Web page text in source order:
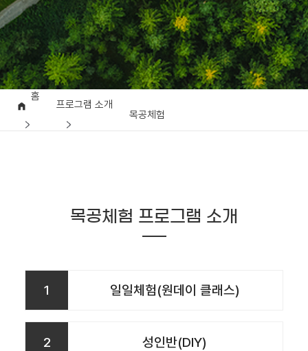
홈
프로그램 소개
목공체험
목공체험 프로그램 소개
1 일일체험(원데이 클래스)
2 성인반(DIY)